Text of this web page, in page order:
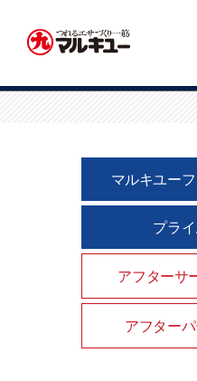
マルキユー
プラ
アフターサ
アフター